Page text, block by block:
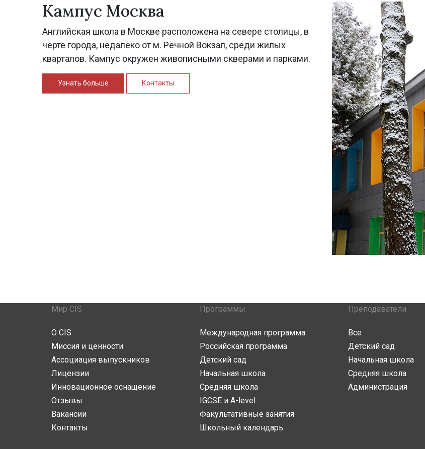
Кампус Москва
Английская школа в Москве расположена на севере столицы, в
черте города, недалеко от м. Речной Вокзал, среди жилых
кварталов. Кампус окружен живописными скверами и парками.
Узнать больше Контакты
Мир CIS
О CIS
Миссия и ценности
Ассоциация выпускников
Лицензии
Инновационное оснащение
Отзывы
Вакансии
Контакты
Программы
Международная программа
Российская программа
Детский сад
Начальная школа
Средняя школа
IGCSE и A-level
Факультативные занятия
Школьный календарь
Преподаватели
Все
Детский сад
Начальная школа
Средняя школа
Администрация